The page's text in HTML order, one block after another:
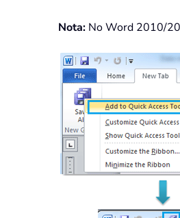
Nota: No Word 2010/